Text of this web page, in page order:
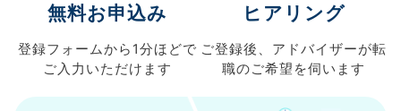
無料お申込み
登録フォームから 1分ほどで
ご入力 いただけます
ヒアリング
ご登録後、 アドバイザーが転
職のご希望を伺います